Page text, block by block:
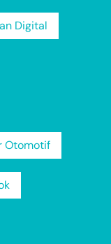
Digital
Otomotif